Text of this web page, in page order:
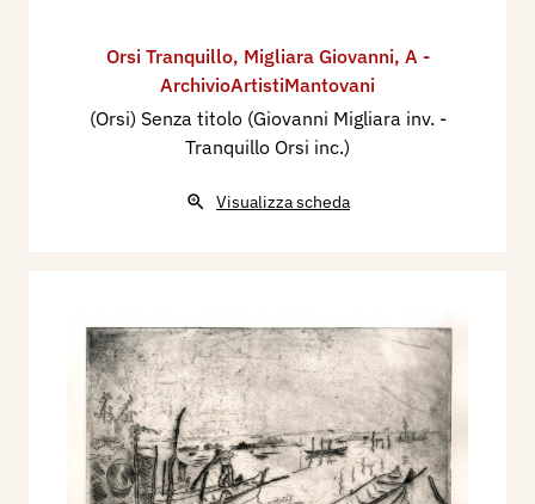
Orsi Tranquillo, Migliara Giovanni, A -
ArchivioArtistiMantovani
(Orsi) Senza titolo (Giovanni Migliara inv. -
Tranquillo Orsi inc.)
Visualizza scheda